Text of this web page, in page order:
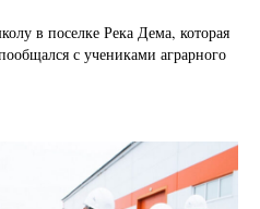
в поселке Река Дема, которая
с учениками аграрного